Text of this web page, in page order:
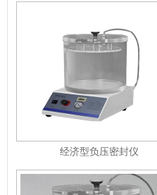
经济型负压密封仪